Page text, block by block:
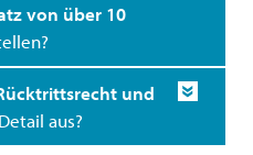
von über 10
und
aus?